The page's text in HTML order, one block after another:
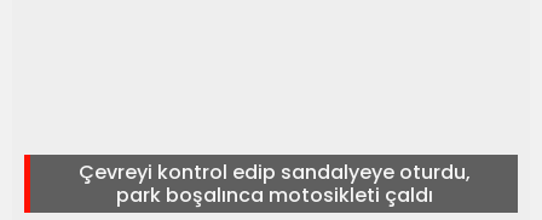
Çevreyi kontrol edip sandalyeye oturdu,
park boşalınca motosikleti çaldı